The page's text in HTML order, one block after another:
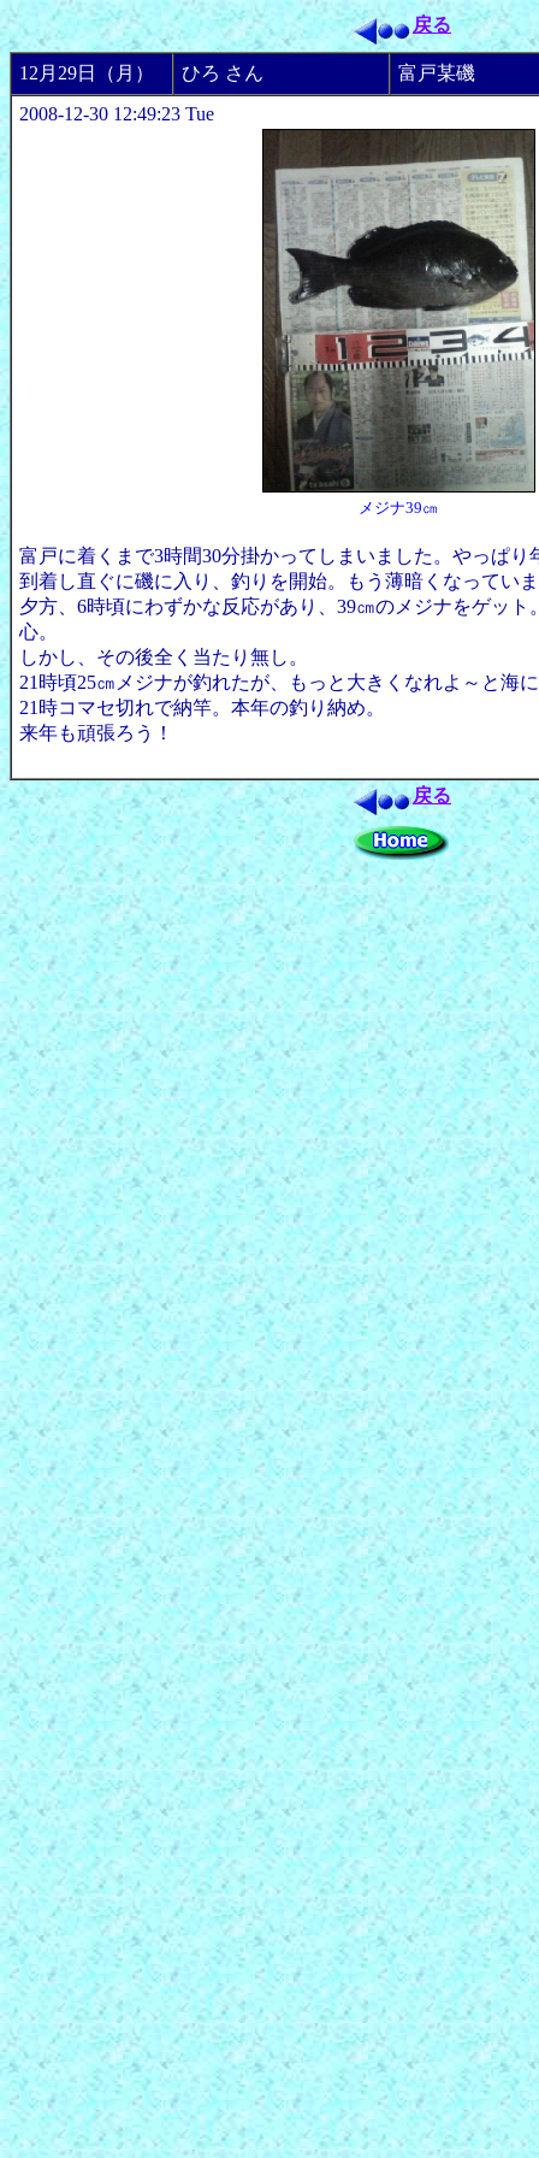
戻る
12月29日（月） ひろ さん
富戸某磯
2008-12-30 12:49:23 Tue
メジナ39㎝
富戸に着くまで3時間30分掛かってしまいました。やっぱり
到着し直ぐに磯に入り、釣りを開始。もう薄暗くなってい
夕方、6時頃にわずかな反応があり、39㎝のメジナをゲッ
心。
しかし、その後全く当たり無し。
21時頃25㎝メジナが釣れたが、もっと大きくなれよ～と海
21時コマセ切れで納竿。本年の釣り納め。
来年も頑張ろう！
戻る